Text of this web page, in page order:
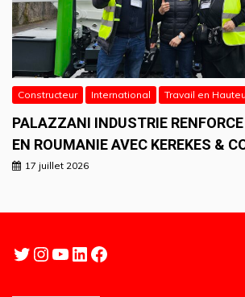
Constructeur International Travail en
PALAZZANI INDUSTRIE
EN ROUMANIE AVEC KEREKES &
17 juillet 2026
Twitter
Instagram
YouTube
LinkedIn
Facebook